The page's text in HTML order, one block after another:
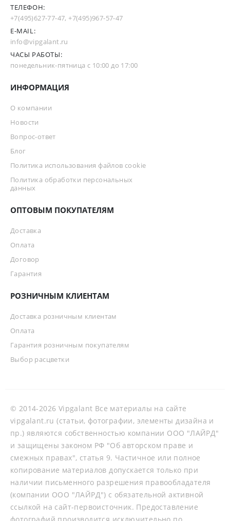
ТЕЛЕФОН:
+7(495)627-77-47,+7(495)967-57-47
E-MAIL:
info@vipgalant.ru
ЧАСЫ РАБОТЫ:
понедельник-пятница с 10:00 до 17:00
ИНФОРМАЦИЯ
О компании
Новости
Вопрос-ответ
Блог
Политика использования файлов cookie
Политика обработки персональных
данных
ОПТОВЫМ ПОКУПАТЕЛЯМ
Доставка
Оплата
Договор
Гарантия
РОЗНИЧНЫМ КЛИЕНТАМ
Доставка розничным клиентам
Оплата
Гарантия розничным покупателям
Выбор расцветки
© 2014-2026 Vipgalant Все материалы на сайте
vipgalant.ru (статьи, фотографии, элементы дизайна и
пр.) являются собственностью компании ООО "ЛАЙРД"
и защищены законом РФ "Об авторском праве и
смежных правах", статья 9. Частичное или полное
копирование материалов допускается только при
наличии письменного разрешения правообладателя
(компании ООО "ЛАЙРД") с обязательной активной
ссылкой на сайт-первоисточник. Предоставление